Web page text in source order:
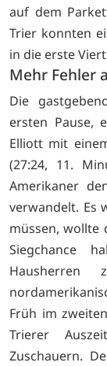
auf dem
Trier konnten
in die erste
Mehr Fehler
Die
ersten Pause,
Elliott mit
(27:24, 11.
Amerikaner
verwandelt. Es
müssen, wollte
Siegchance
Früh im
Trierer
Zuschauern.